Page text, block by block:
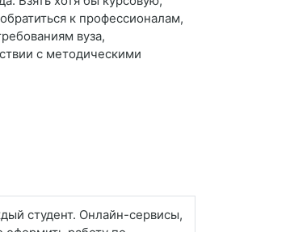
к профессионалам,
вуза,
с методическими
студент. Онлайн-сервисы,